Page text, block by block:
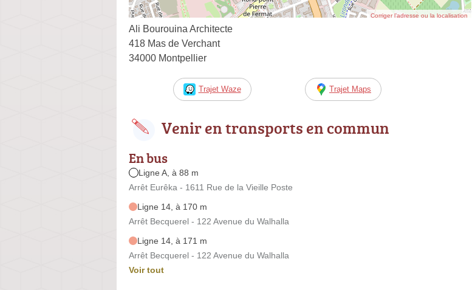
Corriger l’adresse ou la localisation
Ali Bourouina Architecte
418 Mas de Verchant
34000 Montpellier
Trajet Waze Trajet Maps
Venir en transports en commun
En bus
Ligne A, à 88 m
Arrêt Eurêka - 1611 Rue de la Vieille Poste
Ligne 14, à 170 m
Arrêt Becquerel - 122 Avenue du Walhalla
Ligne 14, à 171 m
Arrêt Becquerel - 122 Avenue du Walhalla
Voir tout